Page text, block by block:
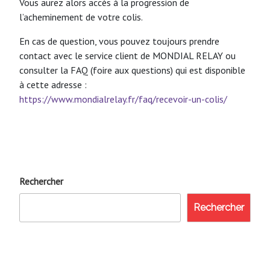
l’acheminement de votre colis.
En cas de question, vous pouvez toujours prendre
contact avec le service client de MONDIAL RELAY ou
consulter la FAQ (foire aux questions) qui est disponible
à cette adresse :
https://www.mondialrelay.fr/faq/recevoir-un-colis/
Rechercher
Rechercher